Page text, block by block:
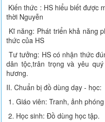
Kiến thức : HS hiểu biết được
thời Nguyễn
Kĩ năng: Phát triển khả năng
thức của HS
Tư tưởng: HS có nhận thức
dân tộc,trân trọng và yêu
hương.
II. Chuẩn bị đồ dùng dạy - học:
1. Giáo viên: Tranh, ảnh
2. Học sinh: Đồ dùng học tập.